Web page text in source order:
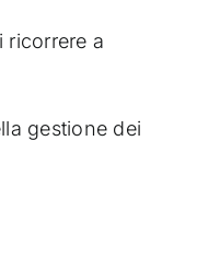
ricorrere a
gestione dei